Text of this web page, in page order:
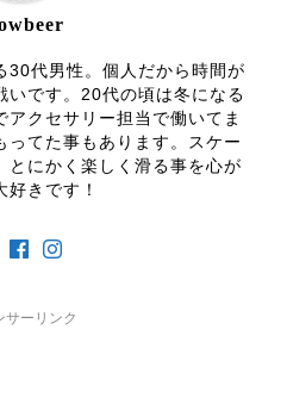
30代男性。個人だから時間が
いです。20代の頃は冬になる
アクセサリー担当で働いてま
ってた事もあります。スケー
とにかく楽しく滑る事を心が
きです！
サーリンク